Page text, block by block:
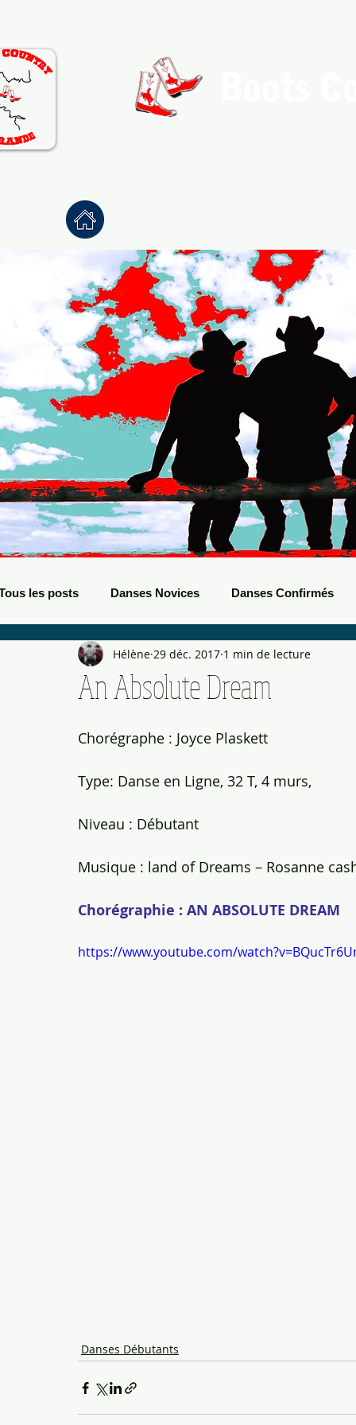
les posts Danses Novices Danses Confirmés
Danses Débutants Evènements Boots Bals de
An Absolute Dream
Hélène 29 déc. 2017 1 min de lecture
Chorégraphe : Joyce Plaskett
Type: Danse en Ligne, 32 T, 4 murs,
Niveau : Débutant
Musique : land of Dreams – Rosanne
Chorégraphie : AN ABSOLUTE DREAM
https://www.youtube.com/
Danses Débutants